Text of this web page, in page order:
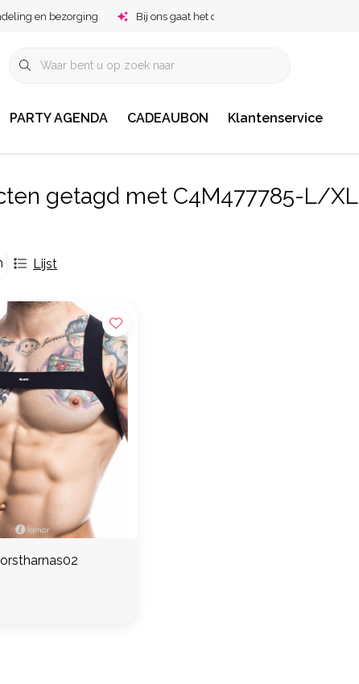
en bezorging Bij ons gaat het om jou!
PARTY AGENDA CADEAUBON Klantenservice
getagd met C4M477785-L/XL
Lijst